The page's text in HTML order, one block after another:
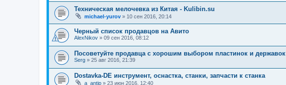
Техническая мелочевка из Китая - Kulibin.su
michael-yurov » 10 сен 2016, 20:14
Черный список продавцов на Авито
AlexNikov » 09 сен 2016, 08:12
Посоветуйте продавца с хорошим выбором пластинок и державок
Serg » 25 авг 2016, 21:39
Dostavka-DE инструмент, оснастка, станки, запчасти к станка
a_antip » 23 июн 2016, 12:40